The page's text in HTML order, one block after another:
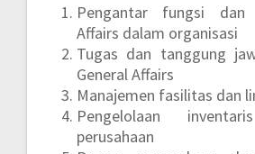
Pengantar fungsi dan
Affairs dalam organisasi
Tugas dan tanggung
General Affairs
Manajemen fasilitas dan
Pengelolaan
perusahaan